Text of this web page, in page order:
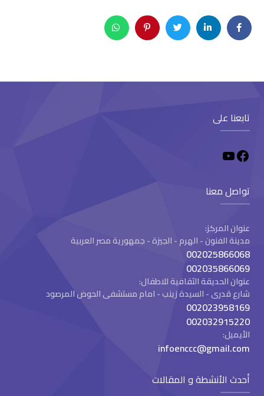
تابعنا على
تواصل معنا
عنوان المركز:
مدينة الفنون - الهرم - الجيزة - جمهورية مصر العربية
002025866068
002035866069
عنوان الحديقة الثقافية للاطفال:
شارع قدرى - السيدة زينب - امام مستشفى الحوض المرصود
002023958169
002032915220
الأيميل:
infoenccc@gmail.com
أحدث الأنشطة و المقالات